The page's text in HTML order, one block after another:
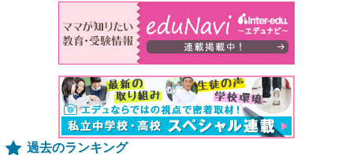
過去のランキング